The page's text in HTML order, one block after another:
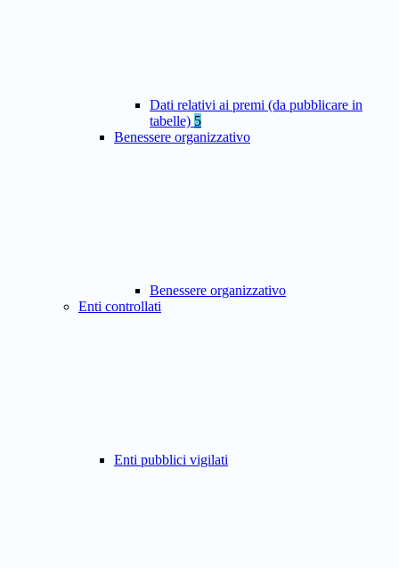
Dati relativi ai premi (da pubblicare in
tabelle) 5
Benessere organizzativo
Benessere organizzativo
Enti controllati
Enti pubblici vigilati